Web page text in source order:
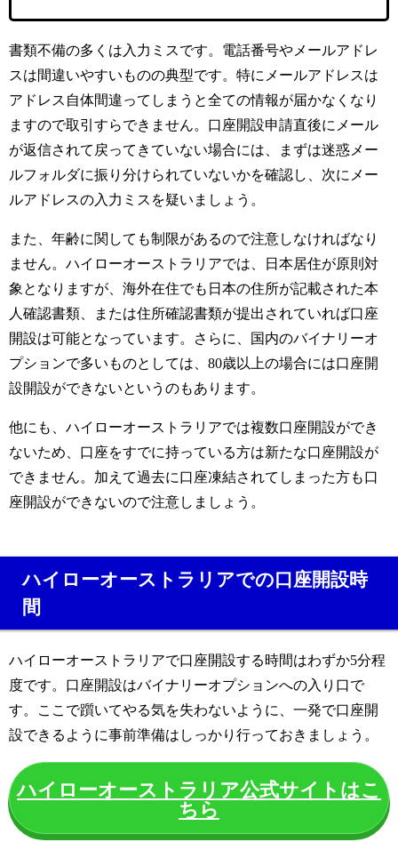
書類不備の多くは入力ミスです。電話番号やメールアドレ
スは間違いやすいものの典型です。特にメールアドレスは
アドレス自体間違ってしまうと全ての情報が届かなくなり
ますので取引すらできません。口座開設申請直後にメール
が返信されて戻ってきていない場合には、まずは迷惑メー
ルフォルダに振り分けられていないかを確認し、次にメー
ルアドレスの入力ミスを疑いましょう。
また、年齢に関しても制限があるので注意しなければなり
ません。ハイローオーストラリアでは、日本居住が原則対
象となりますが、海外在住でも日本の住所が記載された本
人確認書類、または住所確認書類が提出されていれば口座
開設は可能となっています。さらに、国内のバイナリーオ
プションで多いものとしては、80歳以上の場合には口座開
設開設ができないというのもあります。
他にも、ハイローオーストラリアでは複数口座開設ができ
ないため、口座をすでに持っている方は新たな口座開設が
できません。加えて過去に口座凍結されてしまった方も口
座開設ができないので注意しましょう。
ハイローオーストラリアでの口座開設時
間
ハイローオーストラリアで口座開設する時間はわずか5分程
度です。口座開設はバイナリーオプションへの入り口で
す。ここで躓いてやる気を失わないように、一発で口座開
設できるように事前準備はしっかり行っておきましょう。
ハイローオーストラリア公式サイトはこ
ちら